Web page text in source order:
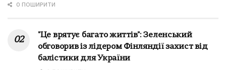
0 ПОШИРИТИ
"Це врятує багато життів": Зеленський
обговорив із лідером Фінляндії захист від
балістики для України